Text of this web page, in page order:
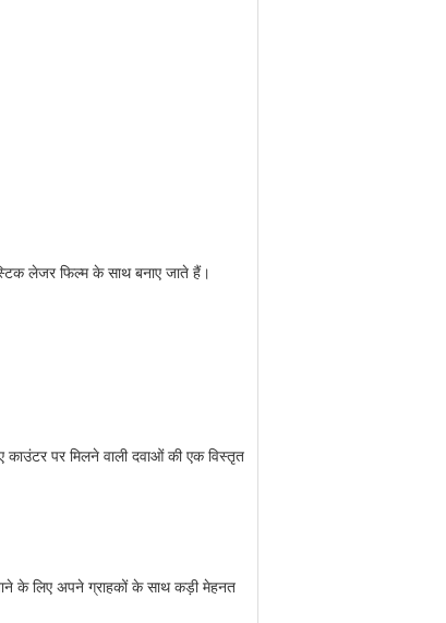
लेजर फिल्म के साथ बनाए जाते हैं।
पर मिलने वाली दवाओं की एक विस्तृत
के लिए अपने ग्राहकों के साथ कड़ी मेहनत